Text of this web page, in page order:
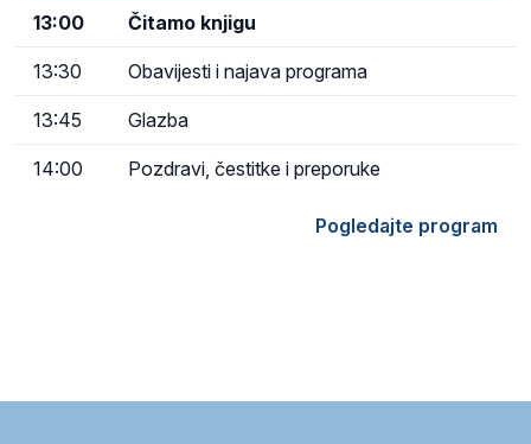
13:00 Čitamo knjigu
13:30 Obavijesti i najava programa
13:45 Glazba
14:00 Pozdravi, čestitke i preporuke
Pogledajte program